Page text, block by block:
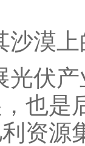
上
伏产
也是
资源